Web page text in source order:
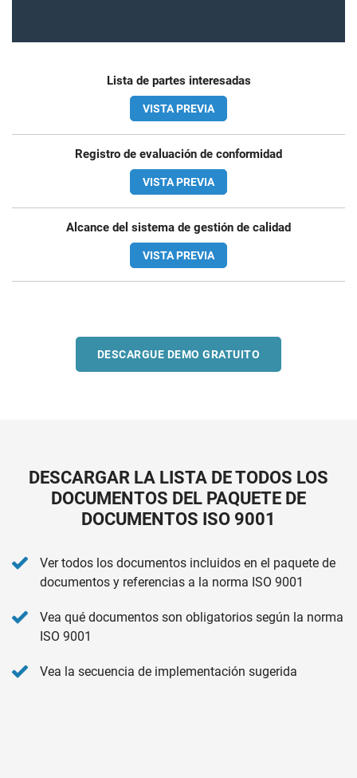
Lista de partes interesadas
VISTA PREVIA
Registro de evaluación de conformidad
VISTA PREVIA
Alcance del sistema de gestión de calidad
VISTA PREVIA
DESCARGUE DEMO GRATUITO
DESCARGAR LA LISTA DE TODOS LOS
DOCUMENTOS DEL PAQUETE DE
DOCUMENTOS ISO 9001
Ver todos los documentos incluidos en el paquete de
documentos y referencias a la norma ISO 9001
Vea qué documentos son obligatorios según la norma
ISO 9001
Vea la secuencia de implementación sugerida